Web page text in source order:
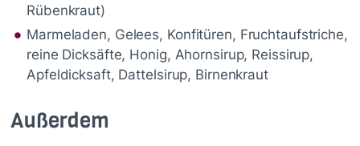
Rübenkraut)
Marmeladen, Gelees, Konfitüren, Fruchtaufstriche,
reine Dicksäfte, Honig, Ahornsirup, Reissirup,
Apfeldicksaft, Dattelsirup, Birnenkraut
Außerdem